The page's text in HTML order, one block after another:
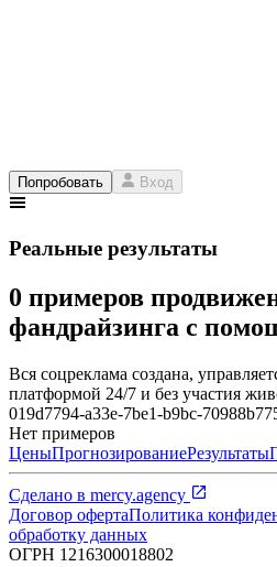
Попробовать Вход
Реальные результаты
0 примеров
фандрайзинга с
Вся соцреклама создана,
платформой 24/7 и без участия
019d7794-a33e-7be1-b9bc-
Нет примеров
ЦеныПрогнозированиеРезультаты
Сделано в mercy.agency
Договор офертаПолитика
обработку данных
ОГРН 1216300018802